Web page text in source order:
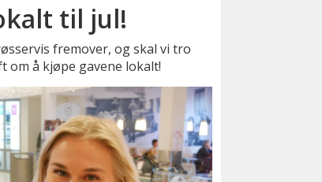
til jul!
fremover, og skal vi tro
om å kjøpe gavene lokalt!